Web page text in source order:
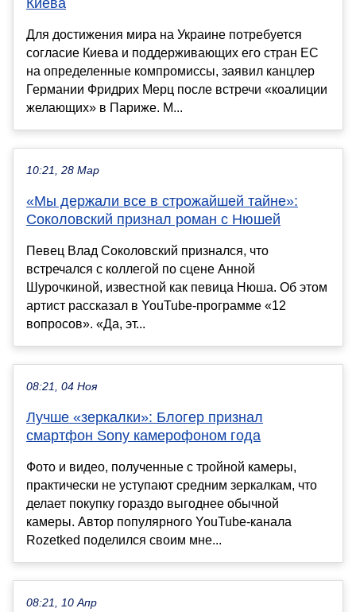
Киева
Для достижения мира на Украине потребуется
согласие Киева и поддерживающих его стран ЕС
на определенные компромиссы, заявил канцлер
Германии Фридрих Мерц после встречи «коалиции
желающих» в Париже. М...
10:21, 28 Мар
«Мы держали все в строжайшей тайне»:
Соколовский признал роман с Нюшей
Певец Влад Соколовский признался, что
встречался с коллегой по сцене Анной
Шурочкиной, известной как певица Нюша. Об этом
артист рассказал в YouTube-программе «12
вопросов». «Да, эт...
08:21, 04 Ноя
Лучше «зеркалки»: Блогер признал
смартфон Sony камерофоном года
Фото и видео, полученные с тройной камеры,
практически не уступают средним зеркалкам, что
делает покупку гораздо выгоднее обычной
камеры. Автор популярного YouTube-канала
Rozetked поделился своим мне...
08:21, 10 Апр